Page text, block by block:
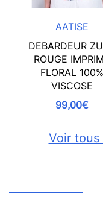
AATISE
DEBARDEUR
ROUGE
FLORAL 100%
VISCOSE
99,00€
Voir